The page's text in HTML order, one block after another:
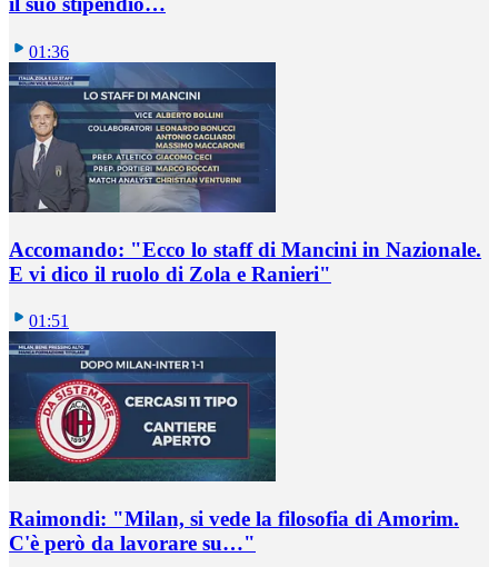
01:36
Accomando: "Ecco lo staff di Mancini in Nazionale.
E vi dico il ruolo di Zola e Ranieri"
01:51
Raimondi: "Milan, si vede la filosofia di Amorim.
C'è però da lavorare su…"